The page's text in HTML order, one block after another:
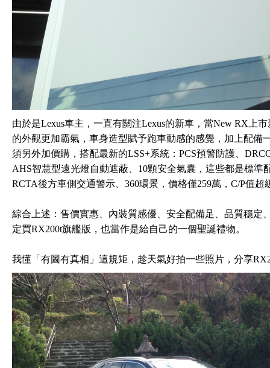
由於是Lexus車主，一直有關注Lexus的新車，當New RX上
的外觀更加霸氣，車身造型賦予跑車動感的感覺，加上配備
須另外加價購，搭配最新的LSS+系統：PCS預警防護、
AHS智慧型遠光燈自動遮蔽、10顆安全氣囊，這些都是標準
RCTA後方車側交通警示、360環景，價格僅259萬，C/P值超
綜合上述：售價實惠、內裝質感優、安全配備足、品質穩定
定買RX200t旗艦版，也當作是給自己的一個聖誕禮物。
我懂「有圖有真相」這規矩，趁天氣好拍一些照片，分享